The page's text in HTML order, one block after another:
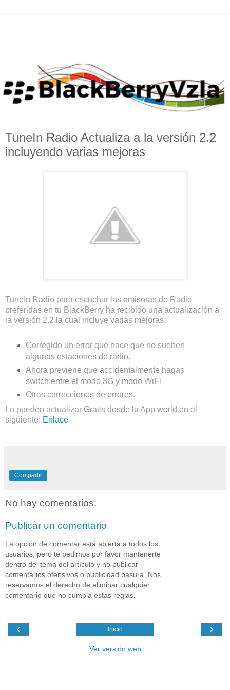
TuneIn Radio Actualiza a la versión 2.2
incluyendo varias mejoras
TuneIn Radio para escuchar las emisoras de Radio
preferidas en tu BlackBerry ha recibido una actualización a
la versión 2.2 la cual incluye varias mejoras:
Corregido un error que hace que no suenen
algunas estaciones de radio.
Ahora previene que accidentalmente hagas
switch entre el modo 3G y modo WiFi
Otras correcciones de errores.
Lo pueden actualizar Gratis desde la App world en el
siguiente: Enlace
Compartir
No hay comentarios:
Publicar un comentario
La opción de comentar está abierta a todos los
usuarios, pero te pedimos por favor mantenerte
dentro del tema del artículo y no publicar
comentarios ofensivos o publicidad basura. Nos
reservamos el derecho de eliminar cualquier
comentario que no cumpla estas reglas.
‹ ›
Inicio
Ver versión web